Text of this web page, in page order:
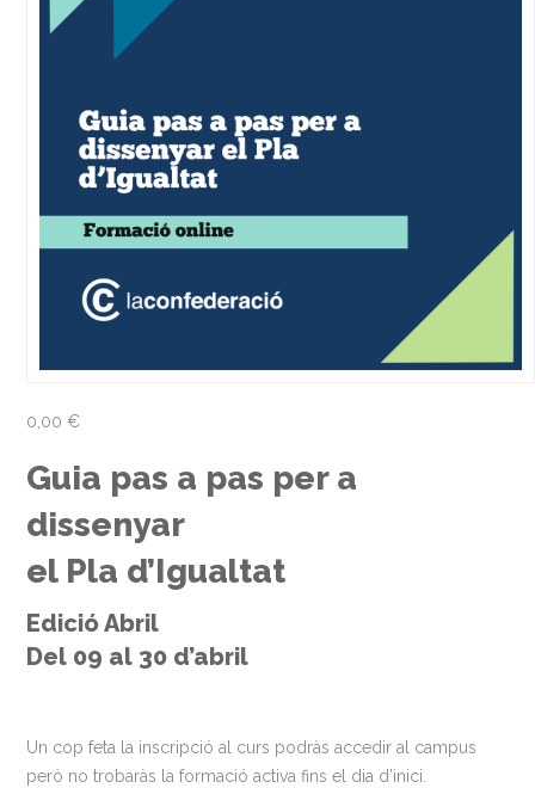
0,00€
Guia pas a pas per a
dissenyar
el Pla d’Igualtat
Edició Abril
Del 09 al 30 d’abril
Un cop feta la inscripció al curs podràs accedir al campus
però no trobaràs la formació activa fins el dia d’inici.